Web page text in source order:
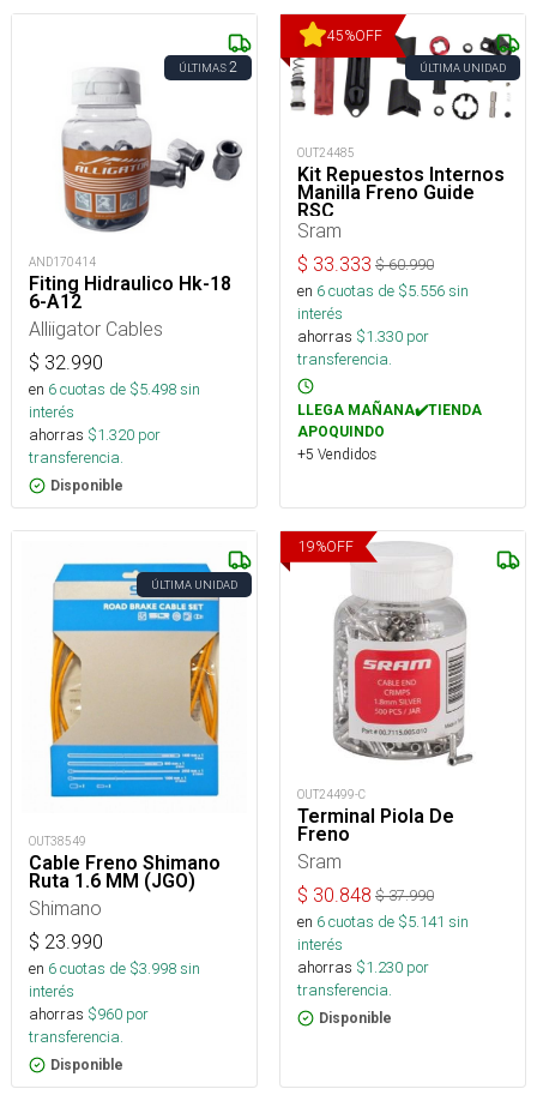
ÚLTIMAS2
AND170414
Fiting Hidraulico Hk-18
6-A12
Alliigator Cables
$ 32.990
en 6cuotas de $5.498sin
interés
ahorras $1.320 por
transferencia.
Disponible
45%OFF
ÚLTIMA UNIDAD
OUT24485
Kit Repuestos Internos
Manilla Freno Guide
RSC
Sram
$ 33.333 $60.990
en 6cuotas de $5.556sin
interés
ahorras $1.330 por
transferencia.
LLEGA MAÑANA✔️TIENDA
APOQUINDO
+5 Vendidos
ÚLTIMA UNIDAD
OUT38549
Cable Freno Shimano
Ruta 1.6 MM (JGO)
Shimano
$ 23.990
en 6cuotas de $3.998sin
interés
ahorras $960 por
transferencia.
Disponible
19%OFF
OUT24499-C
Terminal Piola De
Freno
Sram
$ 30.848 $37.990
en 6cuotas de $5.141 sin
interés
ahorras $1.230 por
transferencia.
Disponible